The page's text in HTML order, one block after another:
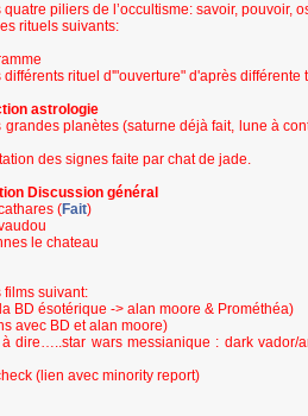
piliers de l’occultisme: savoir, pouvoir,
rituels suivants:
différents rituel d'"ouverture" d'après
astrologie
grandes planètes (saturne déjà fait, lune à
des signes faite par chat de jade.
Discussion général
(Fait)
le chateau
films suivant:
BD ésotérique -> alan moore & Prométhéa)
avec BD et alan moore)
dire…..star wars messianique : dark
(lien avec minority report)